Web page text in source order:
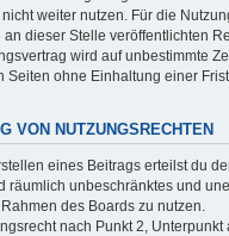
weiter nutzen. Für die
an dieser Stelle veröffentlichten
wird auf unbestimmte
Seiten ohne Einhaltung einer
VON NUTZUNGSRECHTEN
eines Beitrags erteilst du
räumlich unbeschränktes und
des Boards zu nutzen.
nach Punkt 2, Unterpunkt